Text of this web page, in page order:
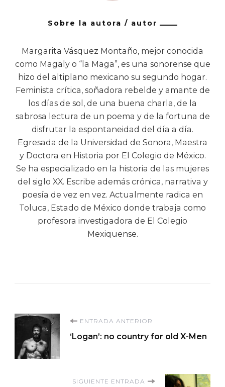
Sobre la autora / autor
Margarita Vásquez Montaño, mejor conocida
como Magaly o “la Maga”, es una sonorense que
hizo del altiplano mexicano su segundo hogar.
Feminista crítica, soñadora rebelde y amante de
los días de sol, de una buena charla, de la
sabrosa lectura de un poema y de la fortuna de
disfrutar la espontaneidad del día a día.
Egresada de la Universidad de Sonora, Maestra
y Doctora en Historia por El Colegio de México.
Se ha especializado en la historia de las mujeres
del siglo XX. Escribe además crónica, narrativa y
poesía de vez en vez. Actualmente radica en
Toluca, Estado de México donde trabaja como
profesora investigadora de El Colegio
Mexiquense.
Navegación
de
entradas
ENTRADA ANTERIOR
‘Logan’: no country for old X-Men
SIGUIENTE ENTRADA